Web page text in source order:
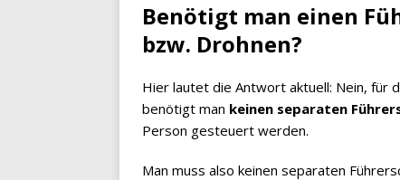
Benötigt man einen
bzw. Drohnen?
Hier lautet die Antwort aktuell: Nein, für
benötigt man keinen separaten
Person gesteuert werden.
Man muss also keinen separaten